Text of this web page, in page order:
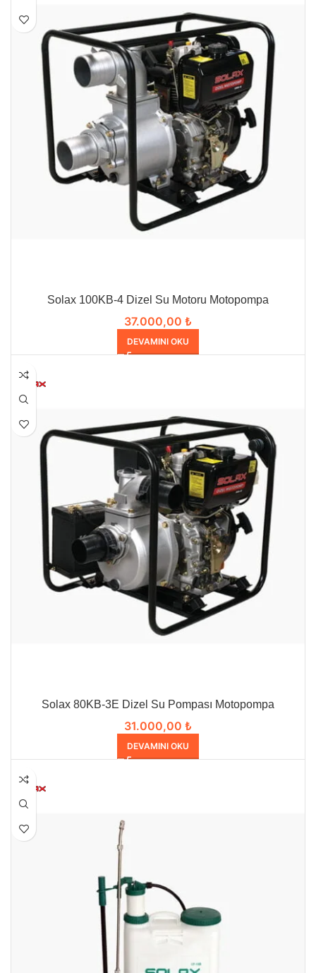
Solax 100KB-4 Dizel Su Motoru Motopompa
37.000,00 ₺
DEVAMINI OKU
Solax 80KB-3E Dizel Su Pompası Motopompa
31.000,00 ₺
DEVAMINI OKU